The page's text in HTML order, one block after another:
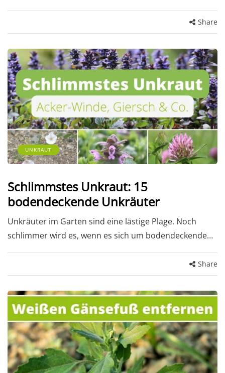
Share
UNKRAUT
Schlimmstes Unkraut: 15
bodendeckende Unkräuter
Unkräuter im Garten sind eine lästige Plage. Noch
schlimmer wird es, wenn es sich um bodendeckende…
Share